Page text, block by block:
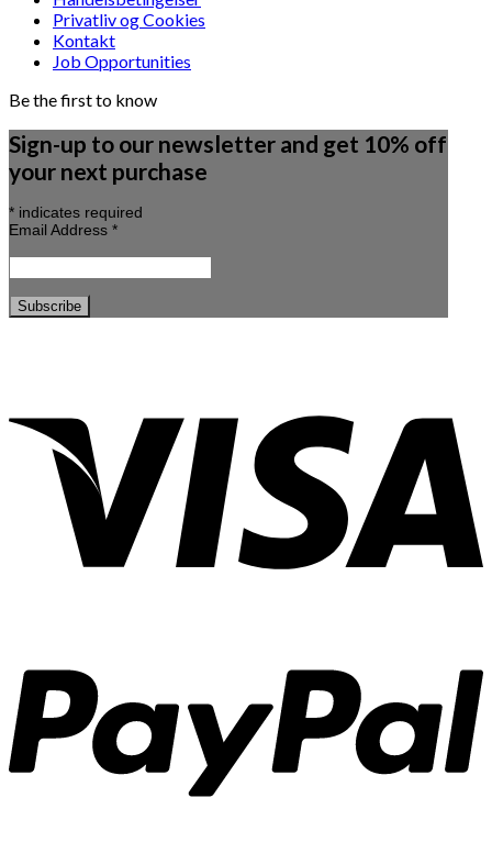
Privatliv og Cookies
Kontakt
Job Opportunities
Be the first to know
Sign-up to our newsletter and get 10% off
your next purchase
* indicates required
Email Address *